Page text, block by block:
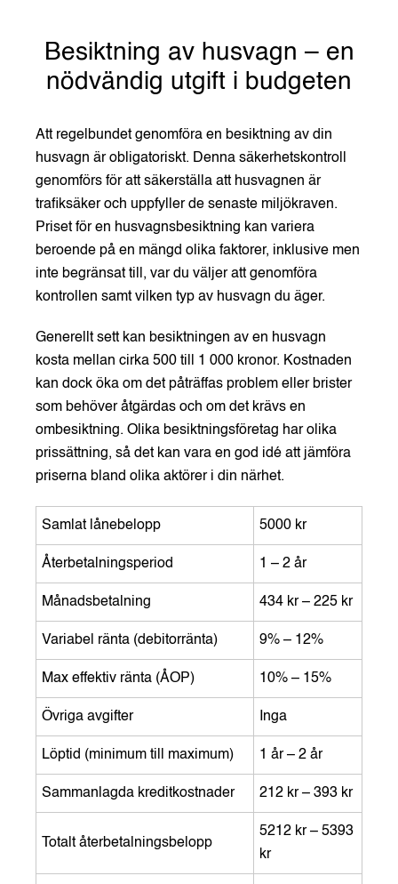
Besiktning av husvagn – en
nödvändig utgift i budgeten
Att regelbundet genomföra en besiktning av din
husvagn är obligatoriskt. Denna säkerhetskontroll
genomförs för att säkerställa att husvagnen är
trafiksäker och uppfyller de senaste miljökraven.
Priset för en husvagnsbesiktning kan variera
beroende på en mängd olika faktorer, inklusive men
inte begränsat till, var du väljer att genomföra
kontrollen samt vilken typ av husvagn du äger.
Generellt sett kan besiktningen av en husvagn
kosta mellan cirka 500 till 1 000 kronor. Kostnaden
kan dock öka om det påträffas problem eller brister
som behöver åtgärdas och om det krävs en
ombesiktning. Olika besiktningsföretag har olika
prissättning, så det kan vara en god idé att jämföra
priserna bland olika aktörer i din närhet.
Samlat lånebelopp 5000 kr
Återbetalningsperiod 1 – 2 år
Månadsbetalning 434 kr – 225 kr
Variabel ränta (debitorränta) 9% – 12%
Max effektiv ränta (ÅOP) 10% – 15%
Övriga avgifter Inga
Löptid (minimum till maximum) 1 år – 2 år
Sammanlagda kreditkostnader 212 kr – 393 kr
Totalt återbetalningsbelopp
5212 kr – 5393
kr